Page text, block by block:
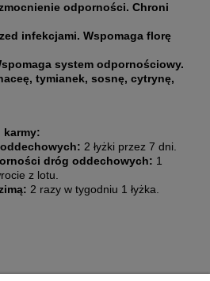
odporności. Chroni
infekcjami. Wspomaga florę
system odpornościowy.
tymianek, sosnę, cytrynę,
karmy:
2 łyżki przez 7 dni.
dróg oddechowych: 1
z lotu.
2 razy w tygodniu 1 łyżka.